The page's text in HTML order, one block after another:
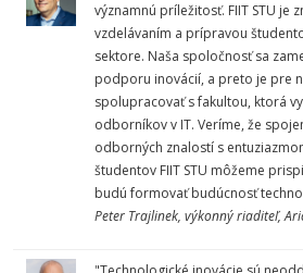
významnú príležitosť. FIIT STU je
vzdelávaním a prípravou
sektore. Naša spoločnosť sa
podporu inovácií, a preto je pre
spolupracovať s fakultou, ktorá
odborníkov v IT. Veríme, že
odborných znalostí s
študentov FIIT STU môžeme
budú formovať budúcnosť
Peter Trajlinek, výkonný riaditeľ,